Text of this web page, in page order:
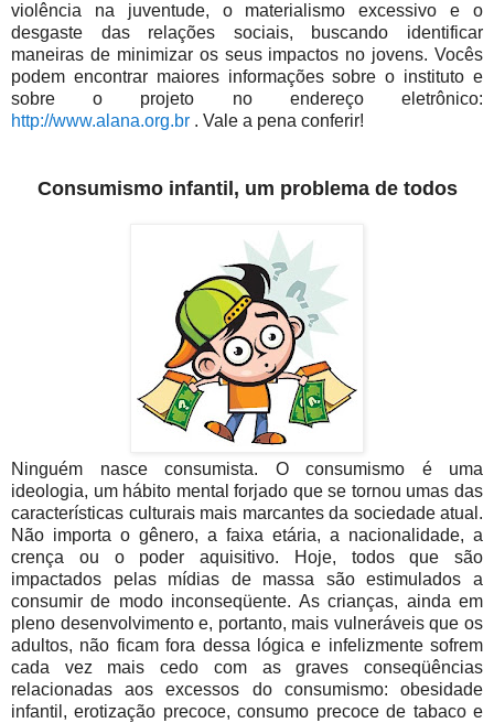
violência na juventude, o materialismo excessivo e o
desgaste das relações sociais, buscando identificar
maneiras de minimizar os seus impactos no jovens. Vocês
podem encontrar maiores informações sobre o instituto e
sobre o projeto no endereço eletrônico:
http://www.alana.org.br . Vale a pena conferir!
Consumismo infantil, um problema de todos
Ninguém nasce consumista. O consumismo é uma
ideologia, um hábito mental forjado que se tornou umas das
características culturais mais marcantes da sociedade atual.
Não importa o gênero, a faixa etária, a nacionalidade, a
crença ou o poder aquisitivo. Hoje, todos que são
impactados pelas mídias de massa são estimulados a
consumir de modo inconseqüente. As crianças, ainda em
pleno desenvolvimento e, portanto, mais vulneráveis que os
adultos, não ficam fora dessa lógica e infelizmente sofrem
cada vez mais cedo com as graves conseqüências
relacionadas aos excessos do consumismo: obesidade
infantil, erotização precoce, consumo precoce de tabaco e